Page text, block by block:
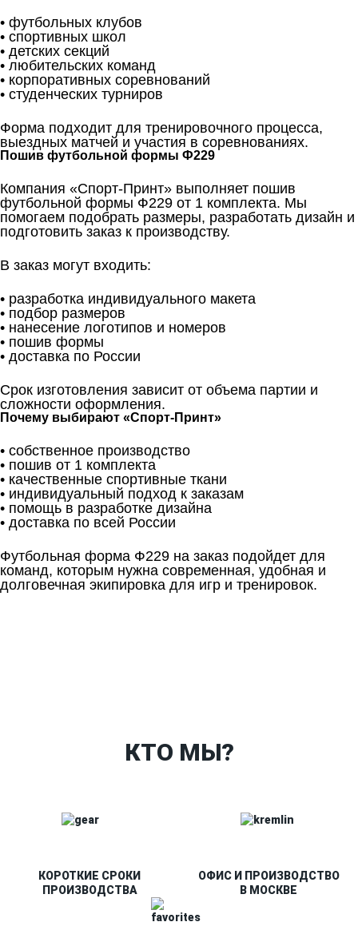
• футбольных клубов
• спортивных школ
• детских секций
• любительских команд
• корпоративных соревнований
• студенческих турниров
Форма подходит для тренировочного процесса,
выездных матчей и участия в соревнованиях.
Пошив футбольной формы Ф229
Компания «Спорт-Принт» выполняет пошив
футбольной формы Ф229 от 1 комплекта. Мы
помогаем подобрать размеры, разработать дизайн и
подготовить заказ к производству.
В заказ могут входить:
• разработка индивидуального макета
• подбор размеров
• нанесение логотипов и номеров
• пошив формы
• доставка по России
Срок изготовления зависит от объема партии и
сложности оформления.
Почему выбирают «Спорт-Принт»
• собственное производство
• пошив от 1 комплекта
• качественные спортивные ткани
• индивидуальный подход к заказам
• помощь в разработке дизайна
• доставка по всей России
Футбольная форма Ф229 на заказ подойдет для
команд, которым нужна современная, удобная и
долговечная экипировка для игр и тренировок.
КТО МЫ?
КОРОТКИЕ СРОКИ
ПРОИЗВОДСТВА
ОФИС И ПРОИЗВОДСТВО
В МОСКВЕ